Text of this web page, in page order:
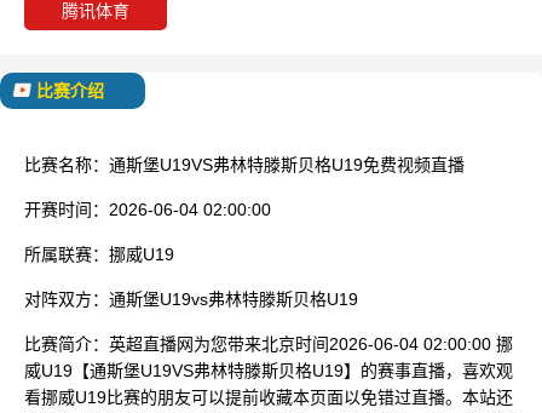
腾讯体育
比赛介绍
比赛名称： 通斯堡U19VS弗林特滕斯贝格U19免费视频直播
开赛时间： 2026-06-04 02:00:00
所属联赛： 挪威U19
对阵双方： 通斯堡U19vs弗林特滕斯贝格U19
比赛简介： 英超直播网为您带来北京时间2026-06-04 02:00:00 挪
威U19【通斯堡U19VS弗林特滕斯贝格U19】的赛事直播，喜欢观
看挪威U19比赛的朋友可以提前收藏本页面以免错过直播。本站还